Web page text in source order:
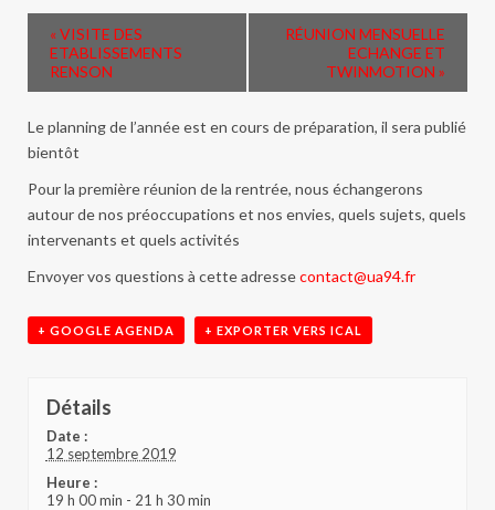
«VISITE DES
ETABLISSEMENTS
RENSON
RÉUNION MENSUELLE
ECHANGE ET
TWINMOTION »
Le planning de l’année est en cours de préparation, il sera publié
bientôt
Pour la première réunion de la rentrée, nous échangerons
autour de nos préoccupations et nos envies, quels sujets, quels
intervenants et quels activités
Envoyer vos questions à cette adressecontact@ua94.fr
+ GOOGLE AGENDA + EXPORTER VERS ICAL
Détails
Date :
12 septembre 2019
Heure :
19 h 00 min - 21 h 30 min